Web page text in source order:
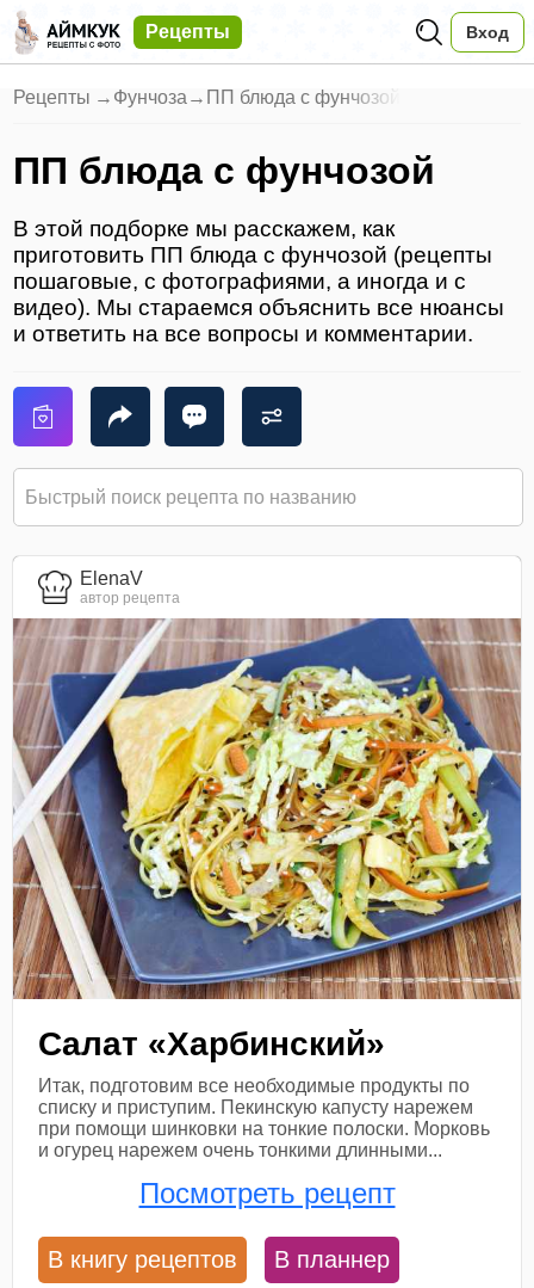
Рецепты Вход
Рецепты → Фунчоза → ПП блюда с фунчозой
ПП блюда с фунчозой
В этой подборке мы расскажем, как
приготовить ПП блюда с фунчозой (рецепты
пошаговые, с фотографиями, а иногда и с
видео). Мы стараемся объяснить все нюансы
и ответить на все вопросы и комментарии.
ElenaV
автор рецепта
Салат «Харбинский»
Итак, подготовим все необходимые продукты по
списку и приступим. Пекинскую капусту нарежем
при помощи шинковки на тонкие полоски. Морковь
и огурец нарежем очень тонкими длинными...
Посмотреть рецепт
В книгу рецептов В планнер